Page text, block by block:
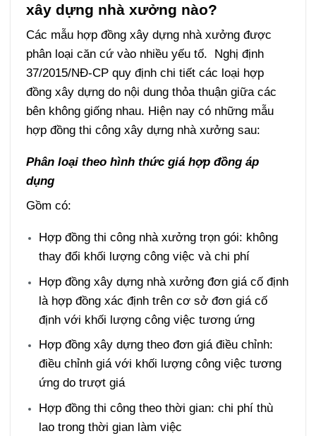
xây dựng nhà xưởng nào?
Các mẫu hợp đồng xây dựng nhà xưởng được
phân loại căn cứ vào nhiều yếu tố. Nghị định
37/2015/NĐ-CP quy định chi tiết các loại hợp
đồng xây dựng do nội dung thỏa thuận giữa các
bên không giống nhau. Hiện nay có những mẫu
hợp đồng thi công xây dựng nhà xưởng sau:
Phân loại theo hình thức giá hợp đồng áp
dụng
Gồm có:
Hợp đồng thi công nhà xưởng trọn gói: không
thay đổi khối lượng công việc và chi phí
Hợp đồng xây dựng nhà xưởng đơn giá cố định
là hợp đồng xác định trên cơ sở đơn giá cố
định với khối lượng công việc tương ứng
Hợp đồng xây dựng theo đơn giá điều chỉnh:
điều chỉnh giá với khối lượng công việc tương
ứng do trượt giá
Hợp đồng thi công theo thời gian: chi phí thù
lao trong thời gian làm việc